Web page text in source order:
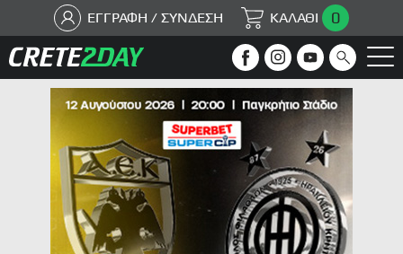
ΕΓΓΡΑΦΗ / ΣΥΝΔΕΣΗ ΚΑΛΑΘΙ 0